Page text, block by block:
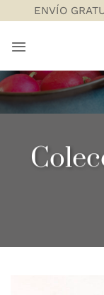
al
contenido
ENVÍO